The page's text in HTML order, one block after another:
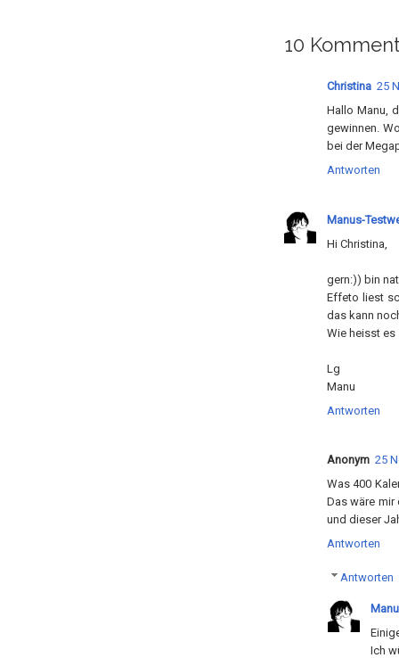
10
Christina 25
Hallo Manu,
gewinnen.
bei der
Antworten
Manus-
Hi Christina,
gern:)) bin
Effeto liest
das kann
Wie heisst
Lg
Manu
Antworten
Anonym 25
Was 400
Das wäre mir
und dieser
Antworten
Antworten
Ich